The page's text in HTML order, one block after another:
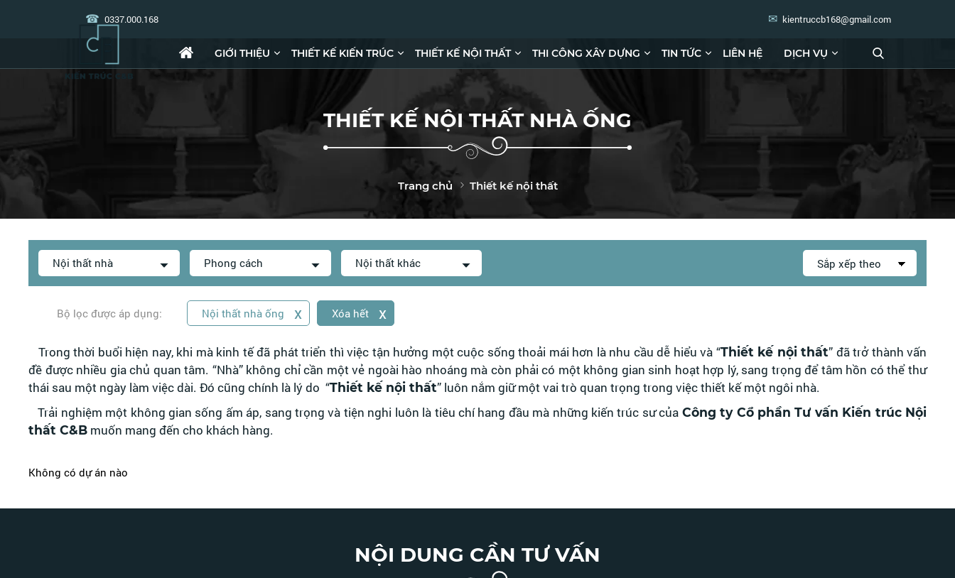
kientruccb168@gmail.com
0337.000.168
GIỚI THIỆU THIẾT KẾ KIẾN TRÚC THIẾT KẾ NỘI THẤT THI CÔNG XÂY DỰNG TIN TỨC LIÊN HỆ DỊCH VỤ
THIẾT KẾ NỘI THẤT NHÀ ỐNG
Trang chủ Thiết kế nội thất
Nội thất nhà Phong cách Nội thất khác
Bộ lọc được áp dụng: Nội thất nhà ống x Xóa hết x
Trong thời buổi hiện nay, khi mà kinh tế đã phát triển thì việc tận hưởng một cuộc sống thoải mái hơn là nhu cầu dễ hiểu và “Thiết kế nội thất” đã trở thành vấn
đề được nhiều gia chủ quan tâm. “Nhà” không chỉ cần một vẻ ngoài hào nhoáng mà còn phải có một không gian sinh hoạt hợp lý, sang trọng để tâm hồn có thể thư
thái sau một ngày làm việc dài. Đó cũng chính là lý do “Thiết kế nội thất” luôn nắm giữ một vai trò quan trọng trong việc thiết kế một ngôi nhà.
Trải nghiệm một không gian sống ấm áp, sang trọng và tiện nghi luôn là tiêu chí hang đầu mà những kiến trúc sư của Công ty Cổ phần Tư vấn Kiến trúc Nội
thất C&B muốn mang đến cho khách hàng.
Không có dự án nào
NỘI DUNG CẦN TƯ VẤN